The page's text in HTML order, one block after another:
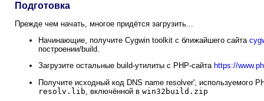
Подготовка
Прежде чем начать, многое придётся загрузить...
Начинающие, получите Cygwin toolkit с ближайшего сайта
построении/build.
Загрузите остальные build-утилиты с PHP-сайта https://
Получите исходный код DNS name resolver', используемого
resolv.lib , включённой в win32build.zip